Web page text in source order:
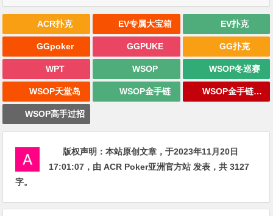
ACR扑克 EV专属大宝箱 EV扑克
GGpoker GGPUKE GG扑克
WPT WSOP WSOP冬巡赛
WSOP天堂岛 WSOP金手链 WSOP金手链战报
WSOP高手过招
版权声明：本站原创文章，于2023年11月20日
17:01:07 ，由ACR Poker亚洲官方站 发表，共 3127
字。